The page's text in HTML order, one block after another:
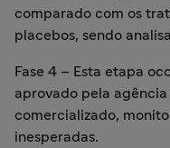
comparado com os
placebos, sendo
Fase 4 – Esta etapa
aprovado pela
comercializado,
inesperadas.